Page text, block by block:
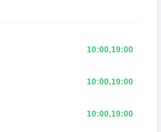
10:00,19:00
10:00,19:00
10:00,19:00